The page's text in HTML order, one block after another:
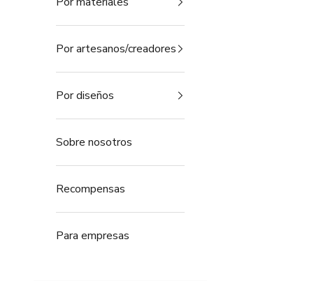
Por artesanos/creadores
Por diseños
Sobre nosotros
Recompensas
Para empresas